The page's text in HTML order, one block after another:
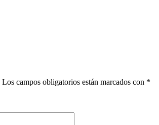
Los campos obligatorios están marcados con *